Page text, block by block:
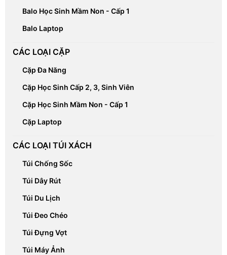
Balo Học Sinh Mầm Non - Cấp 1
Balo Laptop
CÁC LOẠI CẶP
Cặp Đa Năng
Cặp Học Sinh Cấp 2, 3, Sinh Viên
Cặp Học Sinh Mầm Non - Cấp 1
Cặp Laptop
CÁC LOẠI TÚI XÁCH
Túi Chống Sốc
Túi Dây Rút
Túi Du Lịch
Túi Đeo Chéo
Túi Đựng Vợt
Túi Máy Ảnh